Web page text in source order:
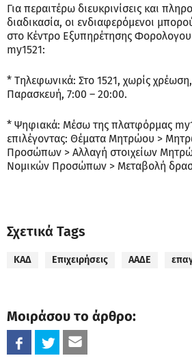
Για περαιτέρω διευκρινίσεις και
διαδικασία, οι ενδιαφερόμενοι
στο Κέντρο Εξυπηρέτησης
my1521:
* Τηλεφωνικά: Στο 1521, χωρίς
Παρασκευή, 7:00 – 20:00.
* Ψηφιακά: Μέσω της πλατφόρμας
επιλέγοντας: Θέματα Μητρώου >
Προσώπων > Αλλαγή στοιχείων
Νομικών Προσώπων > Μεταβολή
Σχετικά Tags
ΚΑΔ Επιχειρήσεις ΑΑΔΕ
Μοιράσου το άρθρο: